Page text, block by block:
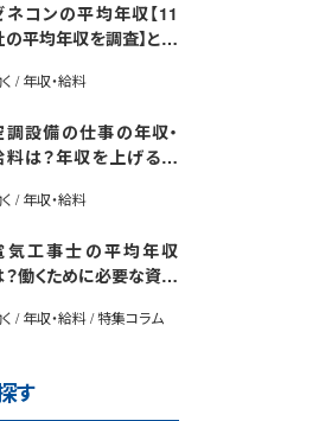
ネコンの平均年収【11
の平均年収を調査】と年
も紹介
/ 年収・給料
調設備の仕事の年収・
料は？年収を上げる方
/ 年収・給料
気工事士の平均年収
？働くために必要な資格
/ 年収・給料 / 特集コラム
す